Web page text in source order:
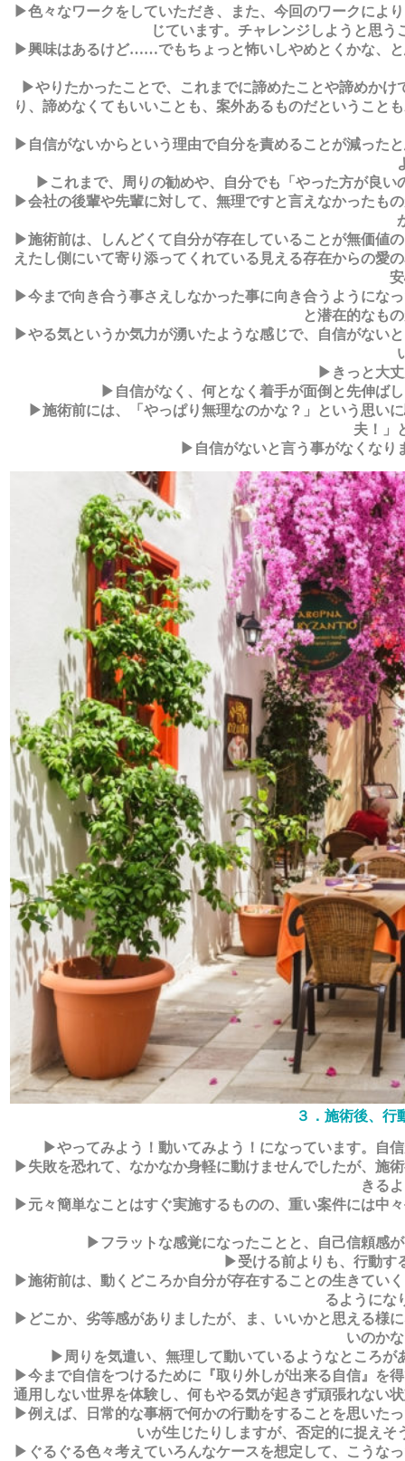
▶色々なワークをしていただき、また、今回のワークによ
じています。チャレンジしようと思
▶興味はあるけど……でもちょっと怖いしやめとくかな、
▶やりたかったことで、これまでに諦めたことや諦めか
り、諦めなくてもいいことも、案外あるものだということ
▶自信がないからという理由で自分を責めることが減った
▶これまで、周りの勧めや、自分でも「やった方が良
▶会社の後輩や先輩に対して、無理ですと言えなかったも
▶施術前は、しんどくて自分が存在していることが無価値
えたし側にいて寄り添ってくれている見える存在からの愛
▶今まで向き合う事さえしなかった事に向き合うようにな
と潜在的なも
▶やる気というか気力が湧いたような感じで、自信がない
▶きっと大
▶自信がなく、何となく着手が面倒と先伸ば
▶施術前には、「やっぱり無理なのかな？」という思い
夫！」
▶自信がないと言う事がなくなり
３．施術後、行
▶やってみよう！動いてみよう！になっています。自
▶失敗を恐れて、なかなか身軽に動けませんでしたが、施
きる
▶元々簡単なことはすぐ実施するものの、重い案件には中
▶フラットな感覚になったことと、自己信頼感
▶受ける前よりも、行動す
▶施術前は、動くどころか自分が存在することの生きてい
るようにな
▶どこか、劣等感がありましたが、ま、いいかと思える様
いのか
▶周りを気遣い、無理して動いているようなところ
▶今まで自信をつけるために『取り外しが出来る自信』を
通用しない世界を体験し、何もやる気が起きず頑張れない
▶例えば、日常的な事柄で何かの行動をすることを思いた
いが生じたりしますが、否定的に捉え
▶ぐるぐる色々考えていろんなケースを想定して、こうな